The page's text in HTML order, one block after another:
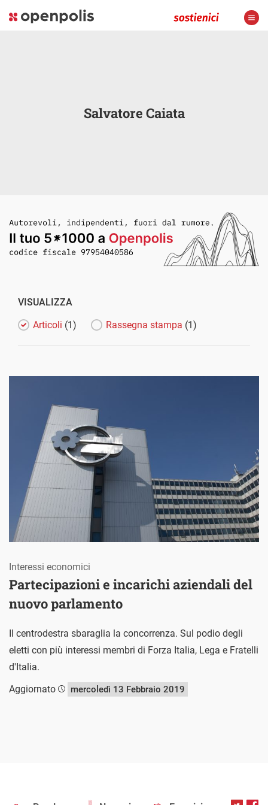
Salvatore Caiata
VISUALIZZA
Articoli (1) Rassegna stampa (1)
Partecipazioni e incarichi aziendali del
nuovo parlamento
Interessi economici
Il centrodestra sbaraglia la concorrenza. Sul podio degli
eletti con più interessi membri di Forza Italia, Lega e Fratelli
d'Italia.
Aggiornato
mercoledì 13 Febbraio 2019